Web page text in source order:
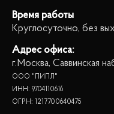
Время работы
Круглосуточно, без
Адрес офиса:
г.Москва, Саввинская
ООО "ПИПЛ"
ИНН: 9704110616
ОГРН: 1217700640475